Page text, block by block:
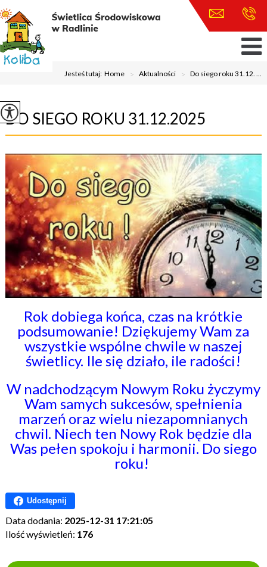
Jesteś tutaj:Home > Aktualności > Do siego roku 31.12. ...
DO SIEGO ROKU 31.12.2025
Rok dobiega końca, czas na krótkie
podsumowanie! Dziękujemy Wam za
wszystkie wspólne chwile w naszej
świetlicy. Ile się działo, ile radości!
W nadchodzącym Nowym Roku życzymy
Wam samych sukcesów, spełnienia
marzeń oraz wielu niezapomnianych
chwil. Niech ten Nowy Rok będzie dla
Was pełen spokoju i harmonii. Do siego
roku!
Udostępnij
Data dodania: 2025-12-31 17:21:05
Ilość wyświetleń: 176